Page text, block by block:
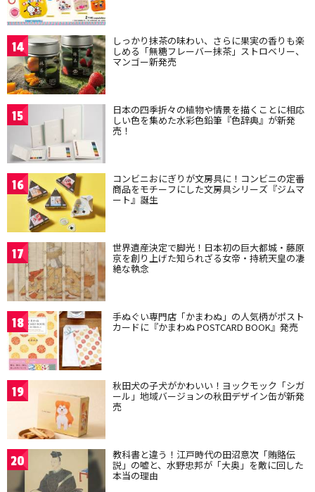
14 しっかり抹茶の味わい、さらに果実の香りも楽
しめる「無糖フレーバー抹茶」ストロベリー、
マンゴー新発売
15 日本の四季折々の植物や情景を描くことに相応
しい色を集めた水彩色鉛筆『色辞典』が新発
売！
16 コンビニおにぎりが文房具に！コンビニの定番
商品をモチーフにした文房具シリーズ『ジムマ
ート』誕生
17 世界遺産決定で脚光！日本初の巨大都城・藤原
京を創り上げた知られざる女帝・持統天皇の凄
絶な執念
18 手ぬぐい専門店「かまわぬ」の人気柄がポスト
カードに『かまわぬ POSTCARD BOOK』発売
19 秋田犬の子犬がかわいい！ヨックモック「シガ
ール」地域バージョンの秋田デザイン缶が新発
売
20 教科書と違う！江戸時代の田沼意次「賄賂伝
説」の嘘と、水野忠邦が「大奥」を敵に回した
本当の理由